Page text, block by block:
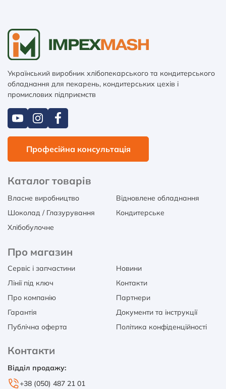
Український виробник хлібопекарського та кондитерського
обладнання для пекарень, кондитерських цехів і
промислових підприємств
Професійна консультація
Каталог товарів
Власне виробництво
Відновлене обладнання
Шоколад / Глазурування
Кондитерське
Хлібобулочне
Про магазин
Сервіс і запчастини
Новини
Лінії під ключ
Контакти
Про компанію
Партнери
Гарантія
Документи та інструкції
Публічна оферта
Політика конфіденційності
Контакти
Відділ продажу:
+38 (050) 487 21 01